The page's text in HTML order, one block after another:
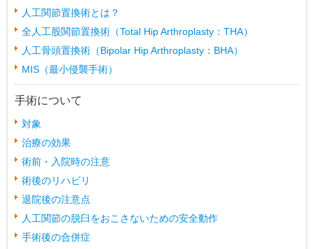
人工関節置換術とは？
全人工股関節置換術（Total Hip Arthroplasty：THA）
人工骨頭置換術（Bipolar Hip Arthroplasty：BHA）
MIS（最小侵襲手術）
手術について
対象
治療の効果
術前・入院時の注意
術後のリハビリ
退院後の注意点
人工関節の脱臼をおこさないための安全動作
手術後の合併症